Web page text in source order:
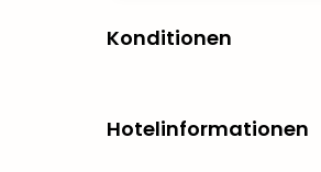
Konditionen
Hotelinformationen